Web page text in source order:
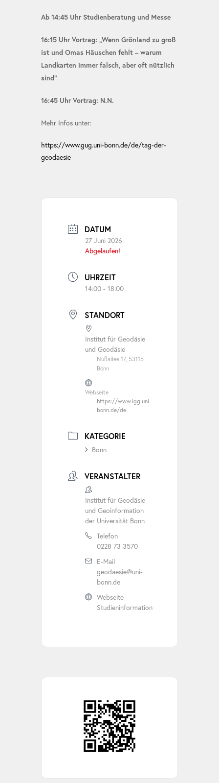
Ab 14:45 Uhr Studienberatung und Messe
16:15 Uhr Vortrag: „Wenn Grönland zu groß
ist und Omas Häuschen fehlt – warum
Landkarten immer falsch, aber oft nützlich
sind“
16:45 Uhr Vortrag: N.N.
Mehr Infos unter:
https://www.gug.uni-bonn.de/de/tag-der-
geodaesie
DATUM
27 Juni 2026
Abgelaufen!
UHRZEIT
14:00 - 18:00
STANDORT
Institut für Geodäsie
und Geodäsie
Nußallee 17, 53115
Bonn
Webseite
https://www.igg.uni-
bonn.de/de
KATEGORIE
Bonn
VERANSTALTER
Institut für Geodäsie
und Geoinformation
der Universität Bonn
Telefon
0228 73 3570
E-Mail
geodaesie@uni-
bonn.de
Webseite
Studieninformation